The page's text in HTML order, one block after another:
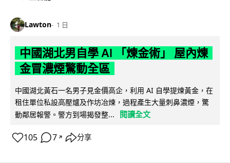
Lawton 1 日
中國湖北男自學 AI 「煉金術」 屋內煉
金冒濃煙驚動全區
中國湖北黃石一名男子見金價高企，利用 AI 自學提煉黃金，在
租住單位私設高壓爐及作坊冶煉，過程產生大量刺鼻濃煙，驚
動鄰居報警。警方到場揭發整...
閱讀全文
105 7 ↗ 分享